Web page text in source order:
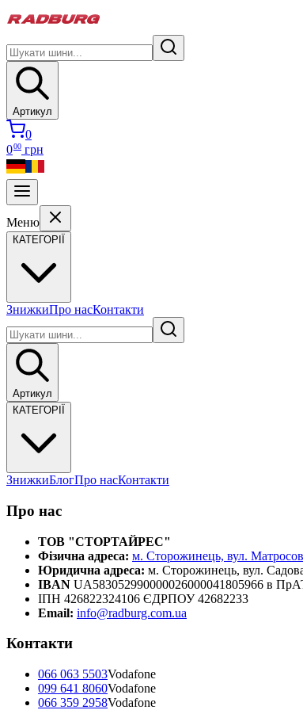
Артикул
0
000 грн
Меню
КАТЕГОРІЇ
ЗнижкиПро насКонтакти
Артикул
КАТЕГОРІЇ
ЗнижкиБлогПро насКонтакти
Про нас
ТОВ "СТОРТАЙРЕС"
Фізична адреса: м. Сторожинець, вул.
Юридична адреса: м. Сторожинець, вул.
IBAN UA583052990000026000041805966 в
ІПН 426822324106 ЄДРПОУ 42682233
Email: info@radburg.com.ua
Контакти
066 063 5503Vodafone
099 641 8060Vodafone
066 359 2958Vodafone